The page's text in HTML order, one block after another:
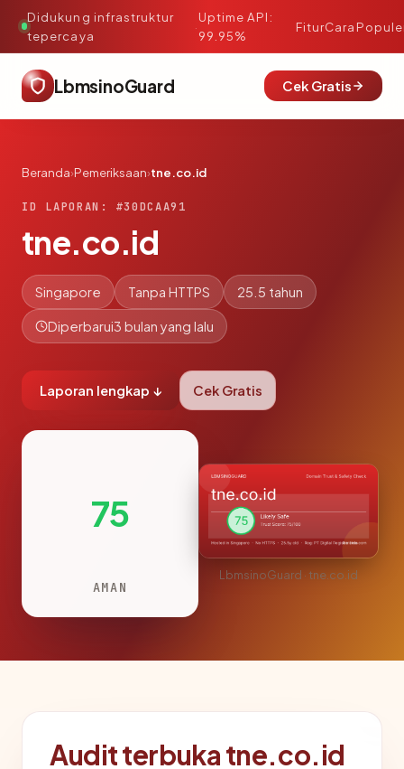
Didukung infrastruktur
tepercaya
·
Uptime API:
99.95%
FiturCara
LbmsinoGuard Cek Gratis
Beranda›Pemeriksaan›tne.co.id
ID LAPORAN: #30DCAA91
tne.co.id
Singapore Tanpa HTTPS 25.5 tahun
Diperbarui3 bulan yang lalu
Laporan lengkap ↓ Cek Gratis
75
AMAN
LbmsinoGuard · tne.co.id
Audit terbuka tne.co.id